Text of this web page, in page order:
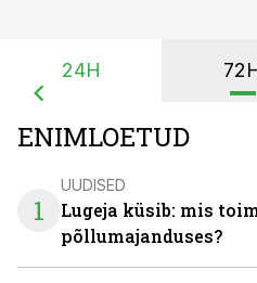
24H
ENIMLOETUD
1
UUDISED
Lugeja küsib: mis
põllumajanduses?